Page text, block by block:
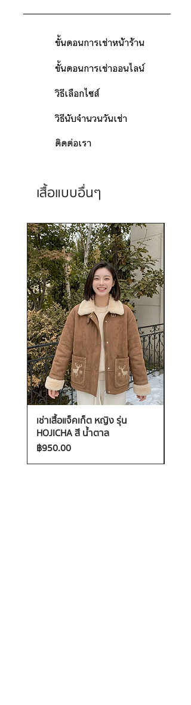
ขั้นตอนการเช่าหน้าร้าน
ขั้นตอนการเช่าออนไลน์
วิธีเลือกไซส์
วิธีนับจำนวนวันเช่า
ติดต่อเรา
เสื้อแบบอื่นๆ
เช่าเสื้อแจ็คเก็ต หญิง รุ่น
HOJICHA สี น้ำตาล
ราคา
฿950.00